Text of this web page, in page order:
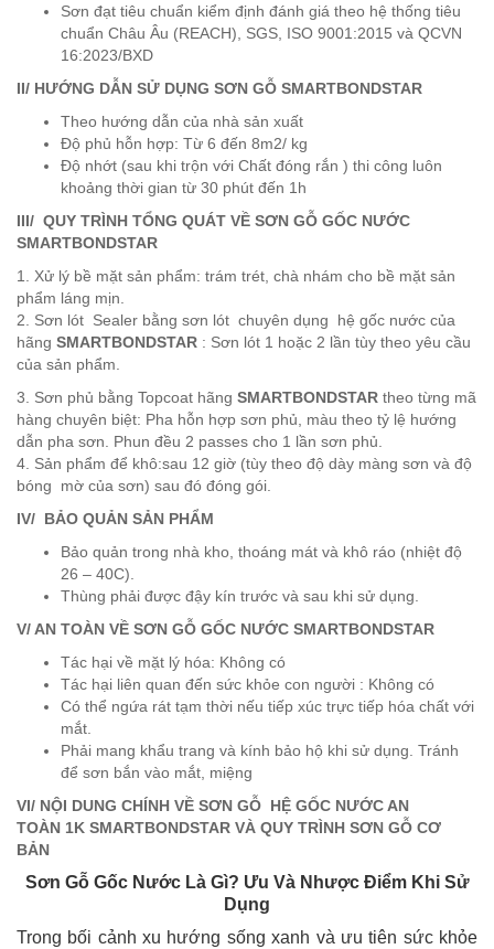
Sơn đạt tiêu chuẩn kiểm định đánh giá theo hệ thống tiêu
chuẩn Châu Âu (REACH), SGS, ISO 9001:2015 và QCVN
16:2023/BXD
II/ HƯỚNG DẪN SỬ DỤNG SƠN GỖ SMARTBONDSTAR
Theo hướng dẫn của nhà sản xuất
Độ phủ hỗn hợp: Từ 6 đến 8m2/ kg
Độ nhớt (sau khi trộn với Chất đóng rắn ) thi công luôn
khoảng thời gian từ 30 phút đến 1h
III/ QUY TRÌNH TỔNG QUÁT VỀ SƠN GỖ GỐC NƯỚC
SMARTBONDSTAR
1. Xử lý bề mặt sản phẩm: trám trét, chà nhám cho bề mặt sản
phẩm láng mịn.
2. Sơn lót Sealer bằng sơn lót chuyên dụng hệ gốc nước của
hãng SMARTBONDSTAR : Sơn lót 1 hoặc 2 lần tùy theo yêu cầu
của sản phẩm.
3. Sơn phủ bằng Topcoat hãng SMARTBONDSTAR theo từng mã
hàng chuyên biệt: Pha hỗn hợp sơn phủ, màu theo tỷ lệ hướng
dẫn pha sơn. Phun đều 2 passes cho 1 lần sơn phủ.
4. Sản phẩm để khô:sau 12 giờ (tùy theo độ dày màng sơn và độ
bóng mờ của sơn) sau đó đóng gói.
IV/ BẢO QUẢN SẢN PHẨM
Bảo quản trong nhà kho, thoáng mát và khô ráo (nhiệt độ
26 – 40C).
Thùng phải được đậy kín trước và sau khi sử dụng.
V/ AN TOÀN VỀ SƠN GỖ GỐC NƯỚC SMARTBONDSTAR
Tác hại về mặt lý hóa: Không có
Tác hại liên quan đến sức khỏe con người : Không có
Có thể ngứa rát tạm thời nếu tiếp xúc trực tiếp hóa chất với
mắt.
Phải mang khẩu trang và kính bảo hộ khi sử dụng. Tránh
để sơn bắn vào mắt, miệng
VI/ NỘI DUNG CHÍNH VỀ SƠN GỖ HỆ GỐC NƯỚC AN
TOÀN 1K SMARTBONDSTAR VÀ QUY TRÌNH SƠN GỖ CƠ
BẢN
Sơn Gỗ Gốc Nước Là Gì? Ưu Và Nhược Điểm Khi Sử
Dụng
Trong bối cảnh xu hướng sống xanh và ưu tiên sức khỏe